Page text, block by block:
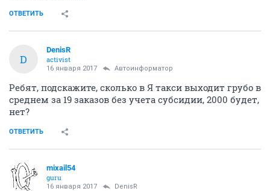
ОТВЕТИТЬ
D
DenisR
activist
16 января 2017 Автоинформатор
Ребят, подскажите, сколько в Я такси выходит грубо в
среднем за 19 заказов без учета субсидии, 2000 будет,
нет?
ОТВЕТИТЬ
mixail54
guru
16 января 2017 DenisR